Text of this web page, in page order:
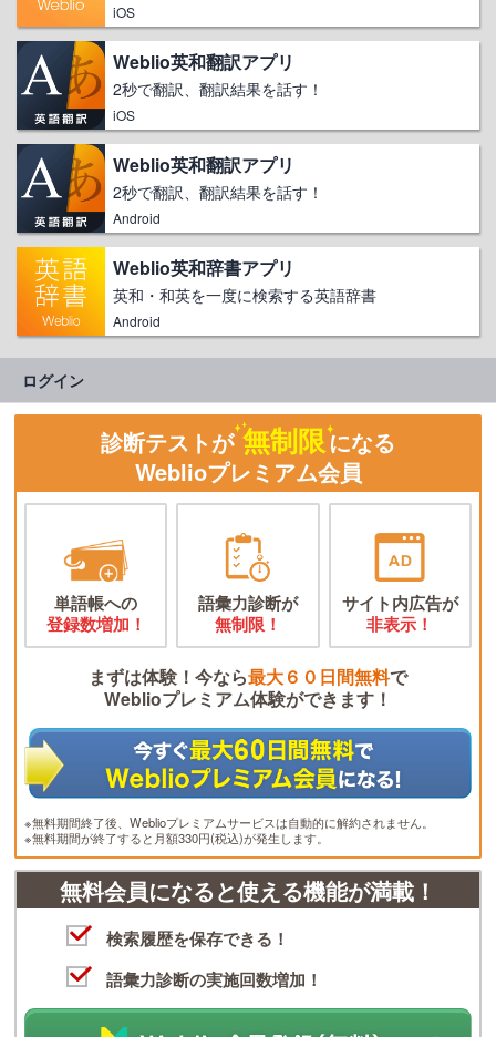
iOS
Weblio英和翻訳アプリ
2秒で翻訳、翻訳結果を話す！
iOS
Weblio英和翻訳アプリ
2秒で翻訳、翻訳結果を話す！
Android
Weblio英和辞書アプリ
英和・和英を一度に検索する英語辞書
Android
ログイン
診断テストが 無制限になる
Weblioプレミアム会員
単語帳への
登録数増加！
語彙力診断が
無制限！
サイト内広告が
非表示！
まずは体験！今なら最大６０日間無料で
Weblioプレミアム体験ができます！
※無料期間終了後、Weblioプレミアムサービスは自動的に解約されません。
※無料期間が終了すると月額330円(税込)が発生します。
無料会員になると使える機能が満載！
検索履歴を保存できる！
語彙力診断の実施回数増加！